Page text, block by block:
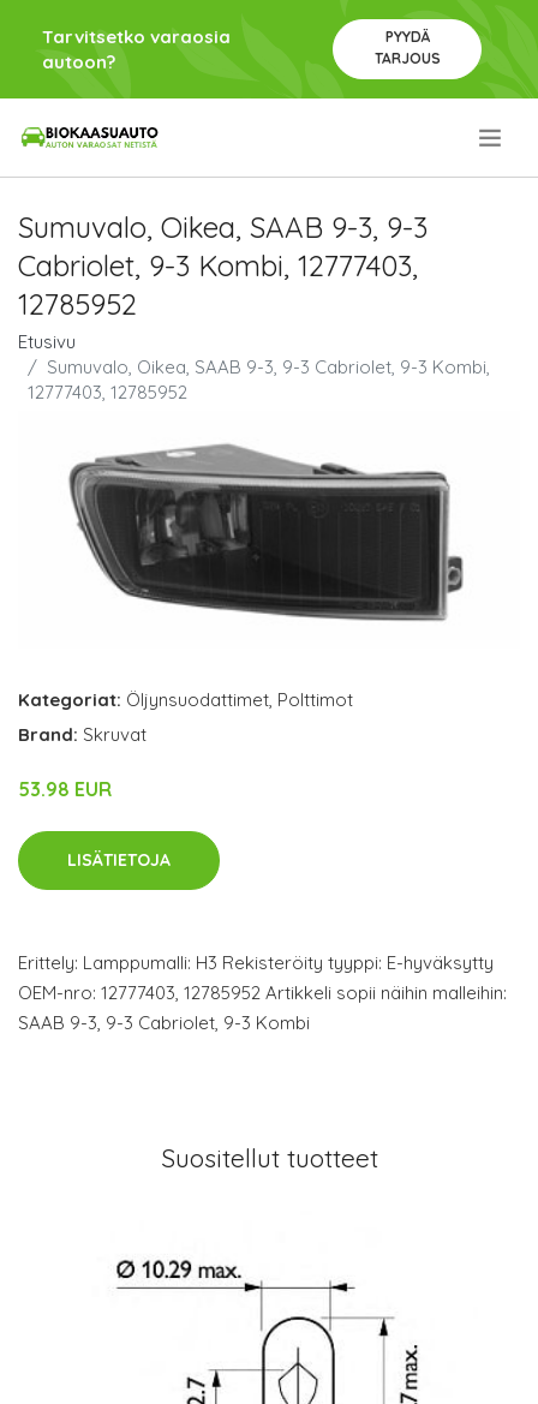
Tarvitsetko varaosia
autoon?
PYYDÄ
TARJOUS
Sumuvalo, Oikea, SAAB 9-3, 9-3
Cabriolet, 9-3 Kombi, 12777403,
12785952
Etusivu
Sumuvalo, Oikea, SAAB 9-3, 9-3 Cabriolet, 9-3 Kombi,
12777403, 12785952
Kategoriat: Öljynsuodattimet, Polttimot
Brand: Skruvat
53.98 EUR
LISÄTIETOJA
Erittely: Lamppumalli: H3 Rekisteröity tyyppi: E-hyväksytty
OEM-nro: 12777403, 12785952 Artikkeli sopii näihin malleihin:
SAAB 9-3, 9-3 Cabriolet, 9-3 Kombi
Suositellut tuotteet